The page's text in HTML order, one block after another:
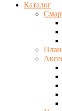
Каталог